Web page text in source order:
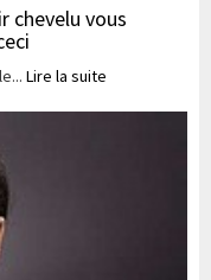
chevelu vous
Lire la suite